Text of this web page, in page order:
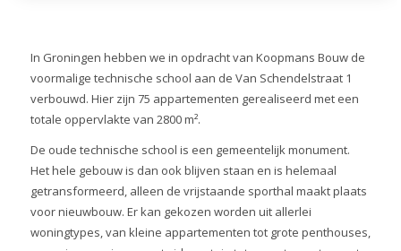
In Groningen hebben we in opdracht van Koopmans Bouw de
voormalige technische school aan de Van Schendelstraat 1
verbouwd. Hier zijn 75 appartementen gerealiseerd met een
totale oppervlakte van 2800 m².
De oude technische school is een gemeentelijk monument.
Het hele gebouw is dan ook blijven staan en is helemaal
getransformeerd, alleen de vrijstaande sporthal maakt plaats
voor nieuwbouw. Er kan gekozen worden uit allerlei
woningtypes, van kleine appartementen tot grote penthouses,